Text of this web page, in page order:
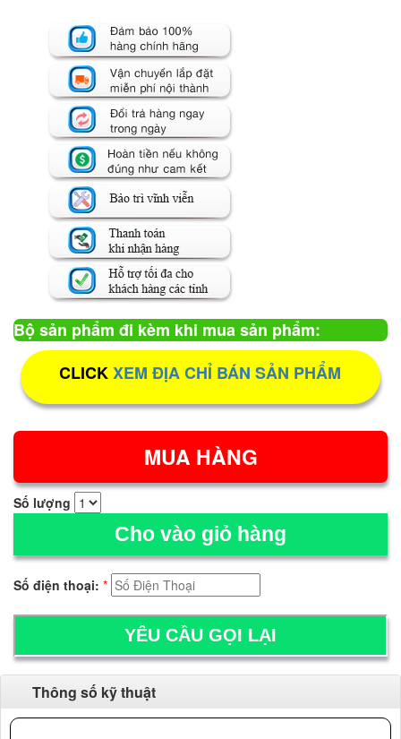
Bộ sản phẩm đi kèm khi mua sản phẩm:
CLICKXEM ĐỊA CHỈ BÁN SẢN PHẨM
Số lượng
Cho vào giỏ hàng
Số điện thoại: *
Thông số kỹ thuật